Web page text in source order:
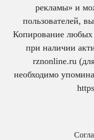
рекламы» и
пользователей,
Копирование любых
при наличии
rznonline.ru
необходимо